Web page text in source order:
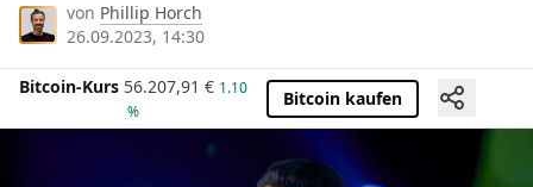
von Phillip Horch
26.09.2023, 14:30
Bitcoin-Kurs 56.207,91 € 1.10
%
Bitcoin kaufen